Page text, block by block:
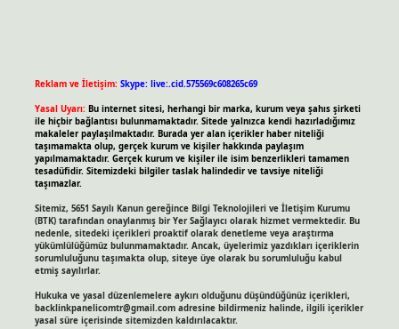
Reklam ve İletişim: Skype: live:.cid.575569c608265c69
Yasal Uyarı: Bu internet sitesi, herhangi bir marka, kurum veya şahıs şirketi
ile hiçbir bağlantısı bulunmamaktadır. Sitede yalnızca kendi hazırladığımız
makaleler paylaşılmaktadır. Burada yer alan içerikler haber niteliği
taşımamakta olup, gerçek kurum ve kişiler hakkında paylaşım
yapılmamaktadır. Gerçek kurum ve kişiler ile isim benzerlikleri tamamen
tesadüfidir. Sitemizdeki bilgiler taslak halindedir ve tavsiye niteliği
taşımazlar.
Sitemiz, 5651 Sayılı Kanun gereğince Bilgi Teknolojileri ve İletişim Kurumu
(BTK) tarafından onaylanmış bir Yer Sağlayıcı olarak hizmet vermektedir. Bu
nedenle, sitedeki içerikleri proaktif olarak denetleme veya araştırma
yükümlülüğümüz bulunmamaktadır. Ancak, üyelerimiz yazdıkları içeriklerin
sorumluluğunu taşımakta olup, siteye üye olarak bu sorumluluğu kabul
etmiş sayılırlar.
Hukuka ve yasal düzenlemelere aykırı olduğunu düşündüğünüz içerikleri,
backlinkpanelicomtr@gmail.comadresine bildirmeniz halinde, ilgili içerikler
yasal süre içerisinde sitemizden kaldırılacaktır.